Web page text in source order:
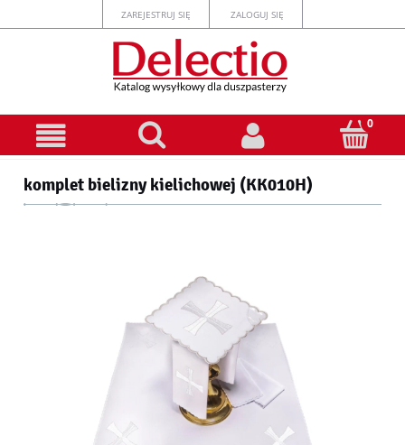
ZAREJESTRUJ SIĘ ZALOGUJ SIĘ
komplet bielizny kielichowej (KK010H)